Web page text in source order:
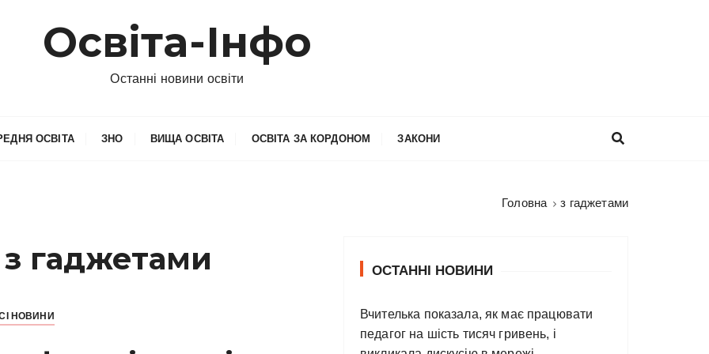
Освіта-Інфо
Останні новини освіти
ОСВІТА ЗНО ВИЩА ОСВІТА ОСВІТА ЗА КОРДОНОМ ЗАКОНИ
Головна з гаджетами
з гаджетами
НОВИНИ
ОСТАННІ НОВИНИ
Вчителька показала, як має працювати
педагог на шість тисяч гривень, і